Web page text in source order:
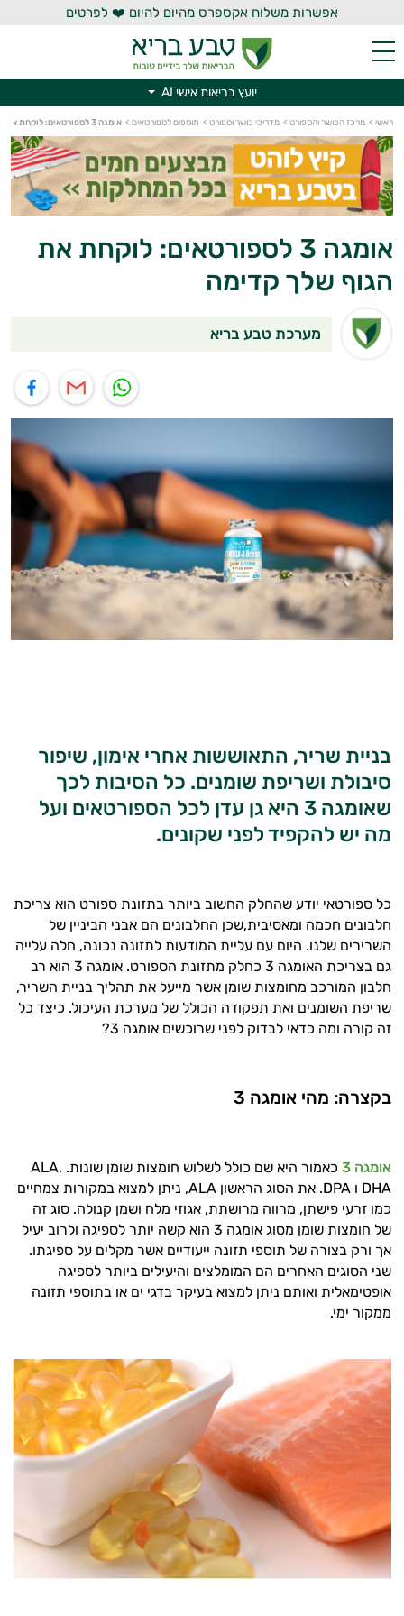
אפשרות משלוח אקספרס מהיום להיום ❤️ לפרטים
יועץ בריאות אישי AI
ראשי > מרכז הכושר והספורט > מדריכי כושר וספורט > תוספים לספורטאים > אומגה 3 לספורטאים: לוקחת את הגוף שלך קדימה
אומגה 3 לספורטאים: לוקחת את
הגוף שלך קדימה
מערכת טבע בריא
בניית שריר, התאוששות אחרי אימון, שיפור
סיבולת ושריפת שומנים. כל הסיבות לכך
שאומגה 3 היא גן עדן לכל הספורטאים ועל
מה יש להקפיד לפני שקונים.
כל ספורטאי יודע שהחלק החשוב ביותר בתזונת ספורט הוא צריכת
חלבונים חכמה ומאסיבית,שכן החלבונים הם אבני הביניין של
השרירים שלנו. היום עם עליית המודעות לתזונה נכונה, חלה עלייה
גם בצריכת האומגה 3 כחלק מתזונת הספורט. אומגה 3 הוא רב
חלבון המורכב מחומצות שומן אשר מייעל את תהליך בניית השריר,
שריפת השומנים ואת תפקודה הכולל של מערכת העיכול. כיצד כל
זה קורה ומה כדאי לבדוק לפני שרוכשים אומגה 3?
בקצרה: מהי אומגה 3
אומגה 3
כאמור היא שם כולל לשלוש חומצות שומן שונות. ALA,
DHA ו DPA. את הסוג הראשון ALA, ניתן למצוא במקורות צמחיים
כמו זרעי פישתן, מרווה מרושתת, אגוזי מלח ושמן קנולה. סוג זה
של חומצות שומן מסוג אומגה 3 הוא קשה יותר לספיגה ולרוב יעיל
אך ורק בצורה של תוספי תזונה ייעודיים אשר מקלים על ספיגתו.
שני הסוגים האחרים הם המומלצים והיעילים ביותר לספיגה
אופטימאלית ואותם ניתן למצוא בעיקר בדגי ים או בתוספי תזונה
ממקור ימי.
יועץ בריאות אישי AI